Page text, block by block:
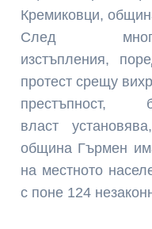
Кремиковци,
След
изстъпления,
протест срещу
престъпност,
власт
община Гърмен
на местното
с поне 124